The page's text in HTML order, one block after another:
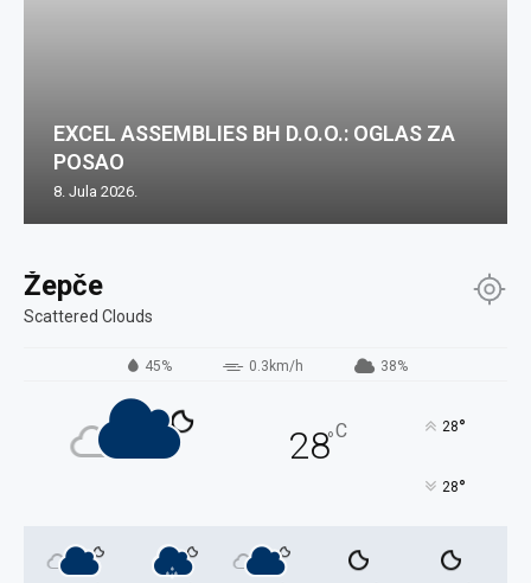
Žepče
Scattered Clouds
45% 0.3km/h 38%
28°C 28°
28°
EXCEL ASSEMBLIES BH D.O.O.: OGLAS ZA
POSAO
8. Jula 2026.